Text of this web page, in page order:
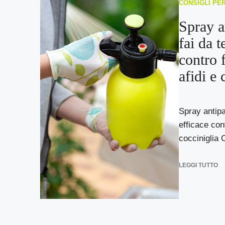
CONSIGLI
Spray
fai da
contro
afidi e
Spray
efficace
cocciniglia
LEGGI TUTTO